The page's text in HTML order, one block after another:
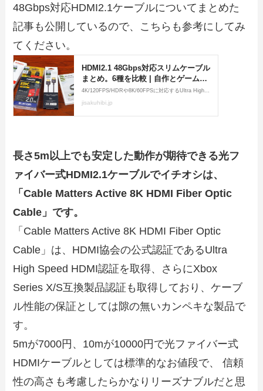
48Gbps対応HDMI2.1ケーブルについてまとめた
記事も公開しているので、こちらも参考にしてみ
てください。
長さ5m以上でも安定した動作が期待できる光フ
ァイバー式HDMI2.1ケーブルでイチオシは、
「Cable Matters Active 8K HDMI Fiber Optic
Cable」です。
「Cable Matters Active 8K HDMI Fiber Optic
Cable」は、HDMI協会の公式認証であるUltra
High Speed HDMI認証を取得、さらにXbox
Series X/S互換製品認証も取得しており、ケーブ
ル性能の保証としては隙の無いカンペキな製品で
す。
5mが7000円、10mが10000円で光ファイバー式
HDMIケーブルとしては標準的なお値段で、 信頼
性の高さも考慮したらかなりリーズナブルだと思